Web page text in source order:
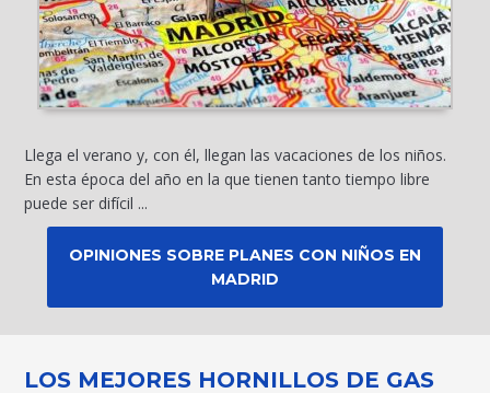
Llega el verano y, con él, llegan las vacaciones de los niños.
En esta época del año en la que tienen tanto tiempo libre
puede ser difícil ...
OPINIONES SOBRE PLANES CON NIÑOS EN
MADRID
LOS MEJORES HORNILLOS DE GAS